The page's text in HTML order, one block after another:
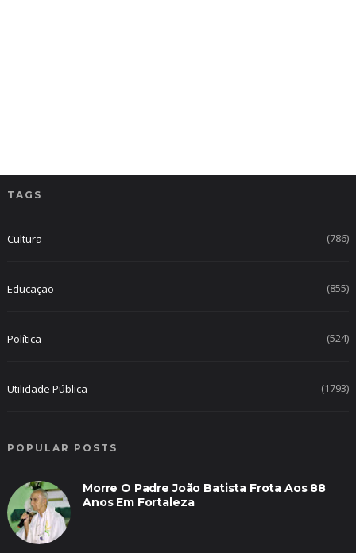
TAGS
Cultura (786)
Educação (855)
Política (524)
Utilidade Pública (1793)
POPULAR POSTS
Morre O Padre João Batista Frota Aos 88
Anos Em Fortaleza